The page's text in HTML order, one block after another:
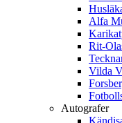
Alfa
Rit-
Vilda
Autografer